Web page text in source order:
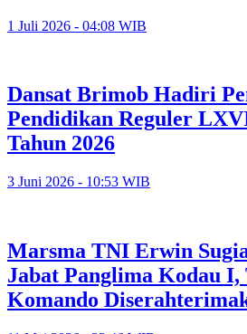
1 Juli 2026 - 04:08 WIB
Dansat Brimob Hadiri
Pendidikan Reguler
Tahun 2026
3 Juni 2026 - 10:53 WIB
Marsma TNI Erwin
Jabat Panglima Kodau I,
Komando